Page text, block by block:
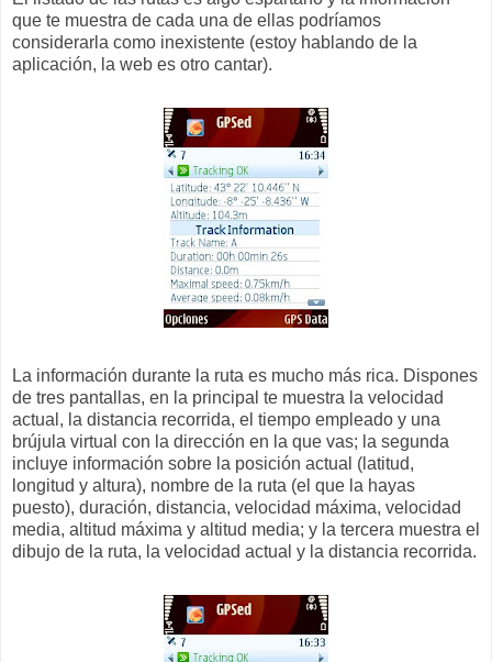
que te muestra de cada una de ellas podríamos
considerarla como inexistente (estoy hablando de la
aplicación, la web es otro cantar).
La información durante la ruta es mucho más rica. Dispones
de tres pantallas, en la principal te muestra la velocidad
actual, la distancia recorrida, el tiempo empleado y una
brújula virtual con la dirección en la que vas; la segunda
incluye información sobre la posición actual (latitud,
longitud y altura), nombre de la ruta (el que la hayas
puesto), duración, distancia, velocidad máxima, velocidad
media, altitud máxima y altitud media; y la tercera muestra el
dibujo de la ruta, la velocidad actual y la distancia recorrida.